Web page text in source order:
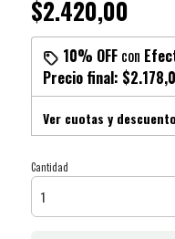
$2.420,00
10% OFFcon
Precio final:
Ver cuotas y
Cantidad